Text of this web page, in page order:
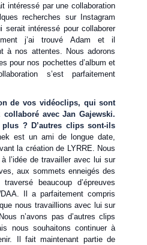
intéressé par une collaboration
recherches sur Instagram
serait intéressé pour collaborer
j’ai trouvé Adam et il
à nos attentes. Nous adorons
pour nos pochettes d’album et
s’est parfaitement
de vos vidéoclips, qui sont
avec Jan Gajewski.
plus ? D’autres clips sont-ils
est un ami de longue date,
la création de LYRRE. Nous
l’idée de travailler avec lui sur
aux sommets enneigés des
beaucoup d’épreuves
Il a parfaitement compris
nous travaillions avec lui sur
n’avons pas d’autres clips
nous souhaitons continuer à
Il fait maintenant partie de